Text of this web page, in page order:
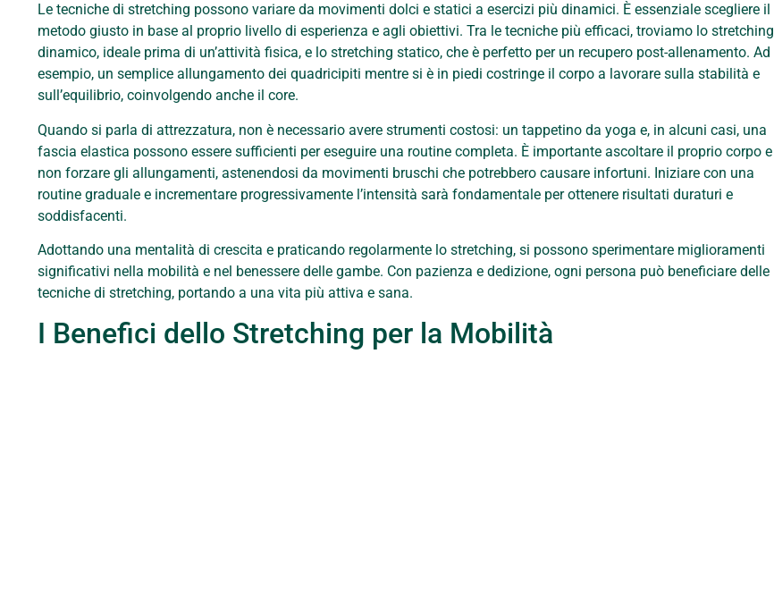
Le tecniche di stretching possono variare da movimenti dolci e statici a esercizi più dinamici. È essenziale scegliere il
metodo giusto in base al proprio livello di esperienza e agli obiettivi. Tra le tecniche più efficaci, troviamo lo stretching
dinamico, ideale prima di un’attività fisica, e lo stretching statico, che è perfetto per un recupero post-allenamento. Ad
esempio, un semplice allungamento dei quadricipiti mentre si è in piedi costringe il corpo a lavorare sulla stabilità e
sull’equilibrio, coinvolgendo anche il core.
Quando si parla di attrezzatura, non è necessario avere strumenti costosi: un tappetino da yoga e, in alcuni casi, una
fascia elastica possono essere sufficienti per eseguire una routine completa. È importante ascoltare il proprio corpo e
non forzare gli allungamenti, astenendosi da movimenti bruschi che potrebbero causare infortuni. Iniziare con una
routine graduale e incrementare progressivamente l’intensità sarà fondamentale per ottenere risultati duraturi e
soddisfacenti.
Adottando una mentalità di crescita e praticando regolarmente lo stretching, si possono sperimentare miglioramenti
significativi nella mobilità e nel benessere delle gambe. Con pazienza e dedizione, ogni persona può beneficiare delle
tecniche di stretching, portando a una vita più attiva e sana.
I Benefici dello Stretching per la Mobilità